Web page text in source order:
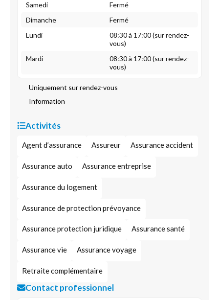
Samedi
Fermé
Dimanche
Fermé
Lundi
08:30 à 17:00 (sur rendez-
vous)
Mardi
08:30 à 17:00 (sur rendez-
vous)
Uniquement sur rendez-vous
Information
Activités
Agent d’assurance Assureur Assurance accident
Assurance auto Assurance entreprise
Assurance du logement
Assurance de protection prévoyance
Assurance protection juridique Assurance santé
Assurance vie Assurance voyage
Retraite complémentaire
Contact professionnel